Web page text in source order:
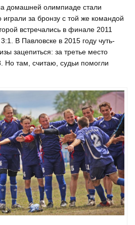
домашней олимпиаде стали
за бронзу с той же командой
встречались в финале 2011
В Павловске в 2015 году чуть-
зацепиться: за третье место
Но там, считаю, судьи помогли